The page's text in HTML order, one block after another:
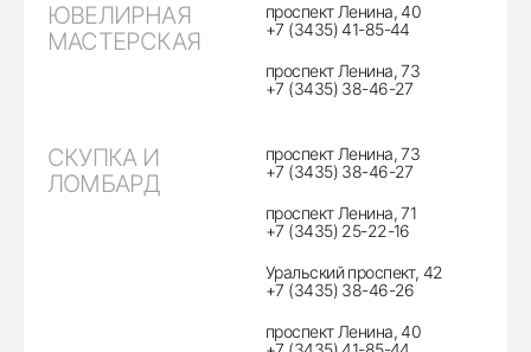
ЮВЕЛИРНАЯ
МАСТЕРСКАЯ
проспект Ленина, 40
+7 (3435) 41-85-44
проспект Ленина, 73
+7 (3435) 38-46-27
СКУПКА И
ЛОМБАРД
проспект Ленина, 73
+7 (3435) 38-46-27
проспект Ленина, 71
+7 (3435) 25-22-16
Уральский проспект, 42
+7 (3435) 38-46-26
проспект Ленина, 40